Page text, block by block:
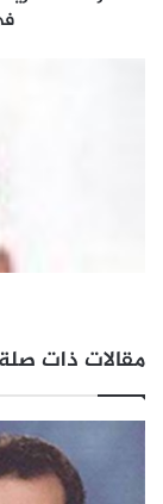
مقالات ذات صلة